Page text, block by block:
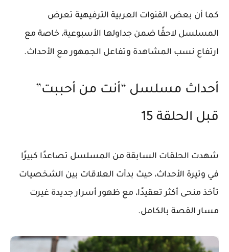
كما أن بعض القنوات العربية الترفيهية تعرض
المسلسل لاحقًا ضمن جداولها الأسبوعية، خاصة مع
ارتفاع نسب المشاهدة وتفاعل الجمهور مع الأحداث.
أحداث مسلسل “أنت من أحببت”
قبل الحلقة 15
شهدت الحلقات السابقة من المسلسل تصاعدًا كبيرًا
في وتيرة الأحداث، حيث بدأت العلاقات بين الشخصيات
تأخذ منحى أكثر تعقيدًا، مع ظهور أسرار جديدة غيرت
مسار القصة بالكامل.